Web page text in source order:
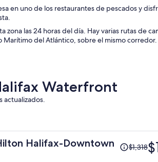
en uno de los restaurantes de pescados y
las 24 horas del día. Hay varias rutas de
del Atlántico, sobre el mismo corredor.
Waterfront
actualizados.
Halifax-Downtown
El
precio
$1,318